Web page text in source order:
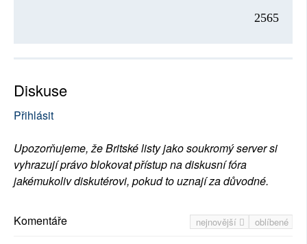
2565
Diskuse
Přihlásit
Upozorňujeme, že Britské listy jako soukromý server si
vyhrazují právo blokovat přístup na diskusní fóra
jakémukoliv diskutérovi, pokud to uznají za důvodné.
nejnovější oblíbené
Komentáře